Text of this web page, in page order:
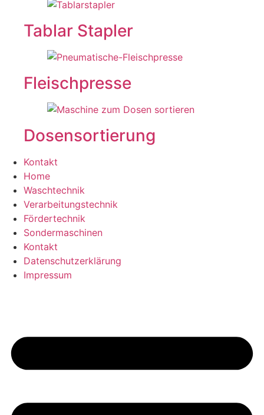
Tablar Stapler
Fleischpresse
Dosensortierung
Kontakt
Home
Waschtechnik
Verarbeitungstechnik
Fördertechnik
Sondermaschinen
Kontakt
Datenschutzerklärung
Impressum